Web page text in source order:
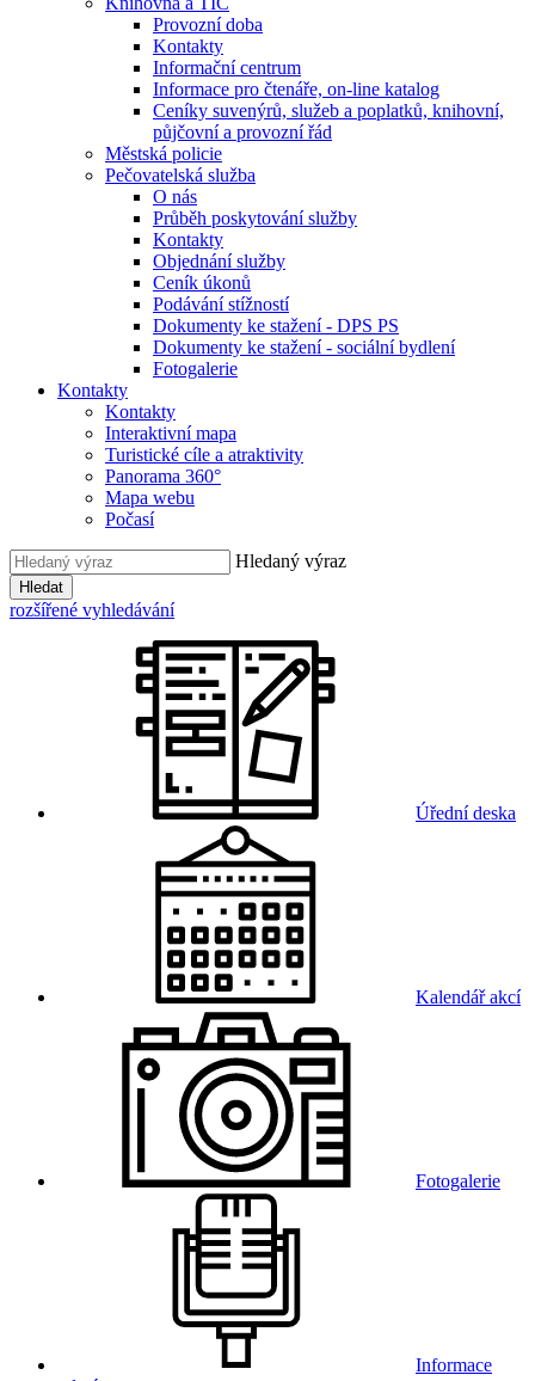
Provozní doba
Kontakty
Informační centrum
Informace pro čtenáře, on-line katalog
Ceníky suvenýrů, služeb a poplatků, knihovní,
půjčovní a provozní řád
Městská policie
Pečovatelská služba
O nás
Průběh poskytování služby
Kontakty
Objednání služby
Ceník úkonů
Podávání stížností
Dokumenty ke stažení - DPS PS
Dokumenty ke stažení - sociální bydlení
Fotogalerie
Kontakty
Kontakty
Interaktivní mapa
Turistické cíle a atraktivity
Panorama 360°
Mapa webu
Počasí
Hledaný výraz
Hledat
rozšířené vyhledávání
Úřední deska
Kalendář akcí
Fotogalerie
Informace